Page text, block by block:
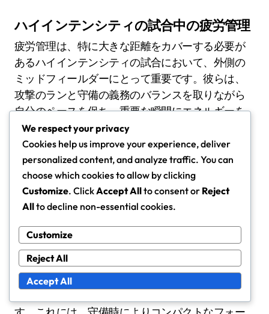
ハイインテンシティの試合中の疲労管理
疲労管理は、特に大きな距離をカバーする必要が
あるハイインテンシティの試合において、外側の
ミッドフィールダーにとって重要です。彼らは、
攻撃のランと守備の義務のバランスを取りながら
自分のペースを保ち、重要な瞬間にエネルギーを
温存する必要があります。
水分補給や栄養などの効果的な回復技術を利用す
ることで、試合を通じてパフォーマンスレベルを
維持することができます。自分の身体的状態を定
期的に評価することで、前に出るべき時や控える
べき時を判断することができます。
コーチは、試合中に選手をローテーションした
り、外側のミッドフィールダーへの身体的負担を
We respect your privacy
Cookies help us improve your experience, deliver
personalized content, and analyze traffic. You can
choose which cookies to allow by clicking
Customize. ClickAccept Allto consent or Reject
Allto decline non-essential cookies.
Customize
Reject All
Accept All